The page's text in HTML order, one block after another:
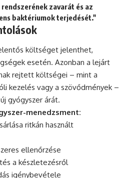
zavarát és az
baktériumok terjedését."
költséget jelenthet,
esetén. Azonban a lejárt
rejtett költségei – mint a
kezelés vagy a szövődmények –
gyógyszer árát.
menedzsment:
ritkán használt
ellenőrzése
a készletezésről
igénybevétele